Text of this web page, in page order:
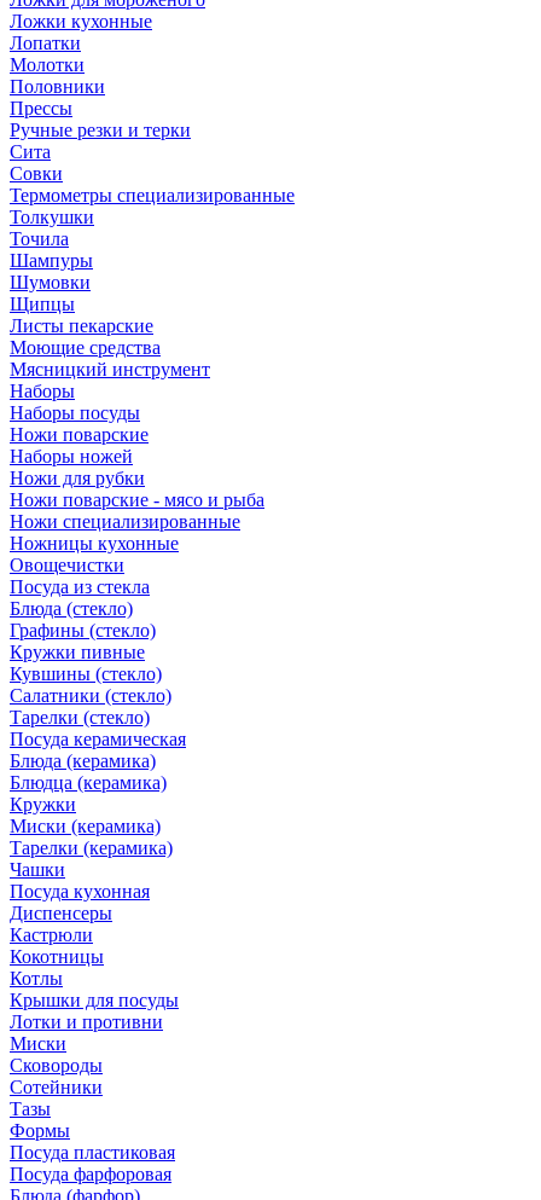
Ложки кухонные
Лопатки
Молотки
Половники
Прессы
Ручные резки и терки
Сита
Совки
Термометры специализированные
Толкушки
Точила
Шампуры
Шумовки
Щипцы
Листы пекарские
Моющие средства
Мясницкий инструмент
Наборы
Наборы посуды
Ножи поварские
Наборы ножей
Ножи для рубки
Ножи поварские - мясо и рыба
Ножи специализированные
Ножницы кухонные
Овощечистки
Посуда из стекла
Блюда (стекло)
Графины (стекло)
Кружки пивные
Кувшины (стекло)
Салатники (стекло)
Тарелки (стекло)
Посуда керамическая
Блюда (керамика)
Блюдца (керамика)
Кружки
Миски (керамика)
Тарелки (керамика)
Чашки
Посуда кухонная
Диспенсеры
Кастрюли
Кокотницы
Котлы
Крышки для посуды
Лотки и противни
Миски
Сковороды
Сотейники
Тазы
Формы
Посуда пластиковая
Посуда фарфоровая
Блюда (фарфор)